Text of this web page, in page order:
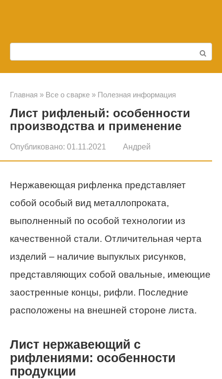
контенту
Главная » Все о сварке » Полезная информация
Лист рифленый: особенности
производства и применение
Опубликовано: 01.11.2021 Андрей
Нержавеющая рифленка представляет
собой особый вид металлопроката,
выполненный по особой технологии из
качественной стали. Отличительная черта
изделий – наличие выпуклых рисунков,
представляющих собой овальные, имеющие
заостренные концы, рифли. Последние
расположены на внешней стороне листа.
Лист нержавеющий с
рифлениями: особенности
продукции